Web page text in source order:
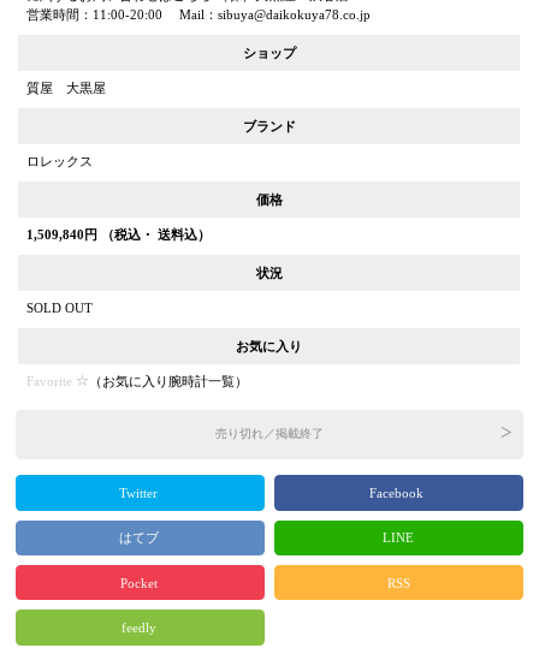
営業時間：11:00-20:00 Mail：sibuya@daikokuya78.co.jp
ショップ
質屋 大黒屋
ブランド
ロレックス
価格
1,509,840 円 （税込・ 送料込）
状況
SOLD OUT
お気に入り
Favorite （お気に入り腕時計一覧）
売り切れ／掲載終了
Twitter Facebook
はてブ LINE
Pocket RSS
feedly